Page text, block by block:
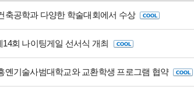
축공학과 다양한 학술대회에서 수상
14회 나이팅게일 선서식 개최
옌기술사범대학교와 교환학생 프로그램 협약